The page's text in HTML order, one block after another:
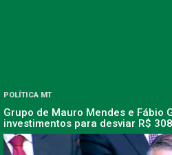
POLÍTICA MT
Grupo de Mauro Mendes e Fábio
investimentos para desviar R$